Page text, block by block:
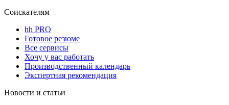
Соискателям
hh PRO
Готовое резюме
Все сервисы
Хочу у вас работать
Производственный календарь
Экспертная рекомендация
Новости и статьи